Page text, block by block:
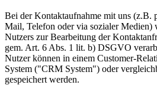
Bei der Kontaktaufnahme mit uns (z.B.
Mail, Telefon oder via sozialer Medien)
Nutzers zur Bearbeitung der
gem. Art. 6 Abs. 1 lit. b) DSGVO
Nutzer können in einem Customer-
System ("CRM System") oder
gespeichert werden.